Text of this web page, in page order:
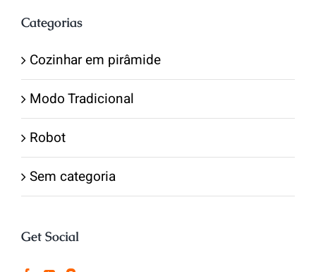
Categorias
Cozinhar em pirâmide
Modo Tradicional
Robot
Sem categoria
Get Social